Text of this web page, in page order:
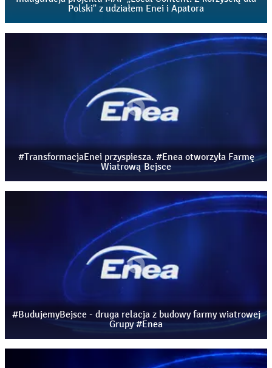
Polski” z udziałem Enei i Apatora
#TransformacjaEnei przyspiesza. #Enea otworzyła Farmę
Wiatrową Bejsce
#BudujemyBejsce - druga relacja z budowy farmy wiatrowej
Grupy #Enea